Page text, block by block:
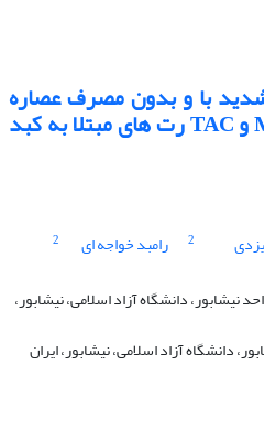
شدید با و بدون مصرف عصاره
خرفه بر سطح سرمی MDA و TAC رت های مبتلا به کبد
2 رامبد خواجه ای 2
نیشابور، دانشگاه آزاد اسلامی، نیشابور،
دانشگاه آزاد اسلامی، نیشابور، ایران